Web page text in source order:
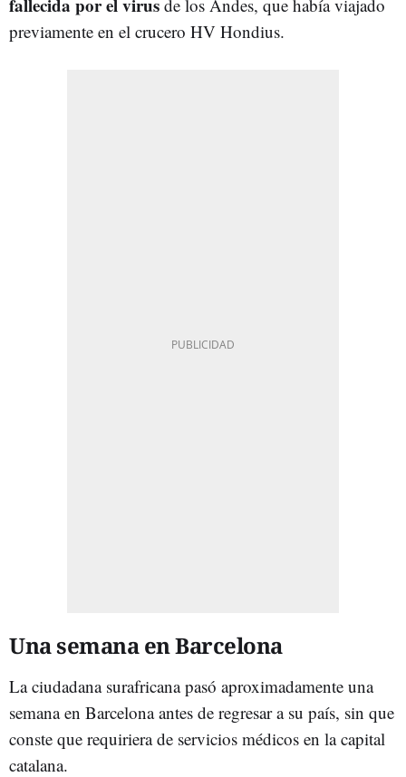
fallecida por el virus de los Andes, que había viajado
previamente en el crucero HV Hondius.
Una semana en Barcelona
La ciudadana surafricana pasó aproximadamente una
semana en Barcelona antes de regresar a su país, sin que
conste que requiriera de servicios médicos en la capital
catalana.